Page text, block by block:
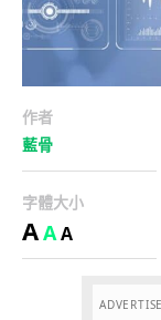
作者
藍骨
字體大小
AAA